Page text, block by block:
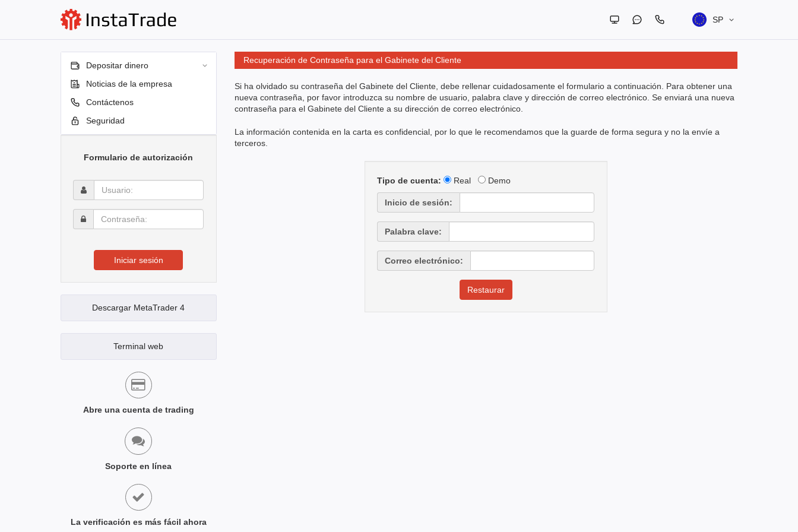
SP
Depositar dinero
Noticias de la empresa
Contáctenos
Seguridad
Formulario de autorización
Usuario:
Contraseña:
Iniciar sesión
Descargar MetaTrader 4
Terminal web
Abre una cuenta de trading
Soporte en línea
La verificación es más fácil ahora
Recuperación de Contraseña para el Gabinete del Cliente
Si ha olvidado su contraseña del Gabinete del Cliente, debe rellenar cuidadosamente el formulario a continuación. Para obtener una
nueva contraseña, por favor introduzca su nombre de usuario, palabra clave y dirección de correo electrónico. Se enviará una nueva
contraseña para el Gabinete del Cliente a su dirección de correo electrónico.
La información contenida en la carta es confidencial, por lo que le recomendamos que la guarde de forma segura y no la envíe a
terceros.
Tipo de cuenta: Real Demo
Inicio de sesión:
Palabra clave:
Correo electrónico: